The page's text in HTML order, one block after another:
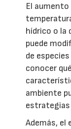
El
hídrico o la
puede
de
conocer
ambiente
estrategias
Además, el